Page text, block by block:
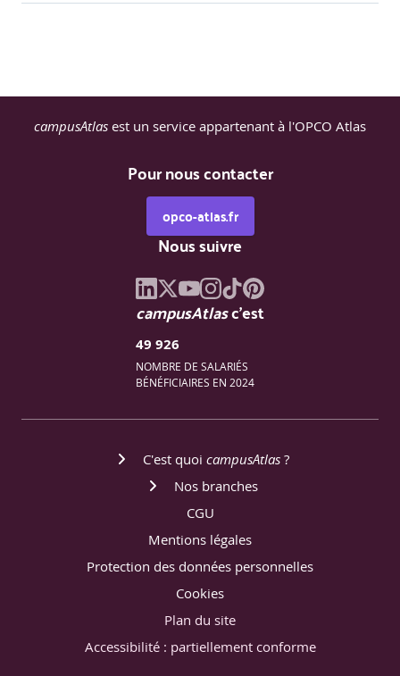
campusAtlas est un service appartenant à l'OPCO Atlas
Pour nous contacter
opco-atlas.fr
Nous suivre
campusAtlasc'est
49 926
NOMBRE DE SALARIÉS
BÉNÉFICIAIRES EN 2024
C'est quoi campusAtlas ?
Nos branches
CGU
Mentions légales
Protection des données personnelles
Cookies
Plan du site
Accessibilité : partiellement conforme